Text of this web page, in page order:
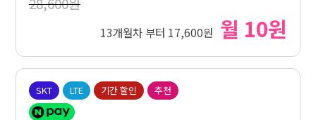
13개월차 부터 17,600원 월 10원
SKT LTE 기간 할인 추천